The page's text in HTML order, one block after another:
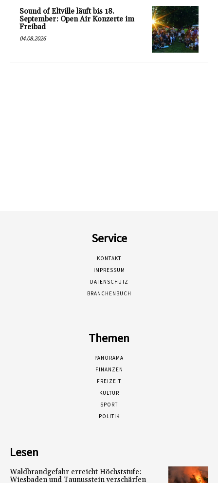
Sound of Eltville läuft bis 18.
September: Open Air Konzerte im
Freibad
04.08.2026
Service
KONTAKT
IMPRESSUM
DATENSCHUTZ
BRANCHENBUCH
Themen
PANORAMA
FINANZEN
FREIZEIT
KULTUR
SPORT
POLITIK
Lesen
Waldbrandgefahr erreicht Höchststufe:
Wiesbaden und Taunusstein verschärfen